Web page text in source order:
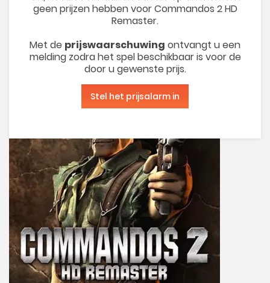
geen prijzen hebben voor Commandos 2 HD
Remaster.
Met de prijswaarschuwing ontvangt u een
melding zodra het spel beschikbaar is voor de
door u gewenste prijs.
Stel het prijsalarm in